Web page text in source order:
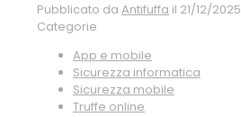
Pubblicato da Antifuffa il 21/12/2025
Categorie
App e mobile
Sicurezza informatica
Sicurezza mobile
Truffe online